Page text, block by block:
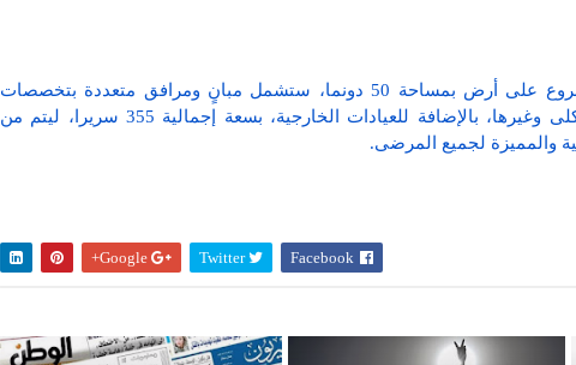
وأوضح أنه من المقرر أن يُقام المشروع على أرض بمساحة 50 دونما، ستشمل مبانٍ ومرافق متعددة بتخصصات
مختلفة، أهمها الجراحة والباطنة والكلى وغيرها، بالإضافة للعيادات الخارجية، بسعة إجمالية 355 سريرا، ليتم من
والمميزة لجميع المرضى.
Twitter
Google+